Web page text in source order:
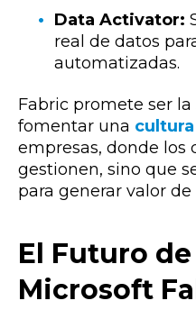
Data Activator:
real de datos
automatizadas.
Fabric promete ser
fomentar una
empresas, donde los
gestionen, sino que
para generar valor de
El Futuro
Microsoft